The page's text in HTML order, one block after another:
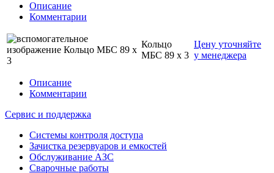
Описание
Комментарии
Кольцо
МБС 89 х 3
Цену уточняйте
у менеджера
Описание
Комментарии
Сервис и поддержка
Системы контроля доступа
Зачистка резервуаров и емкостей
Обслуживание АЗС
Сварочные работы